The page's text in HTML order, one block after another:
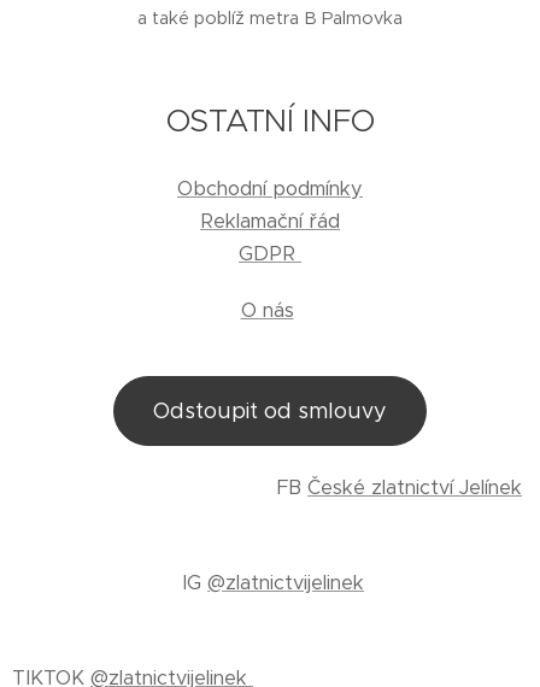
a také poblíž metra B Palmovka
OSTATNÍ INFO
Obchodní podmínky
Reklamační řád
GDPR
O nás
Odstoupit od smlouvy
FB České zlatnictví Jelínek
IG @zlatnictvijelinek
TIKTOK @zlatnictvijelinek